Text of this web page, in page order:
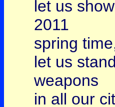
let us
2011
spring
let us
weapons
in all our